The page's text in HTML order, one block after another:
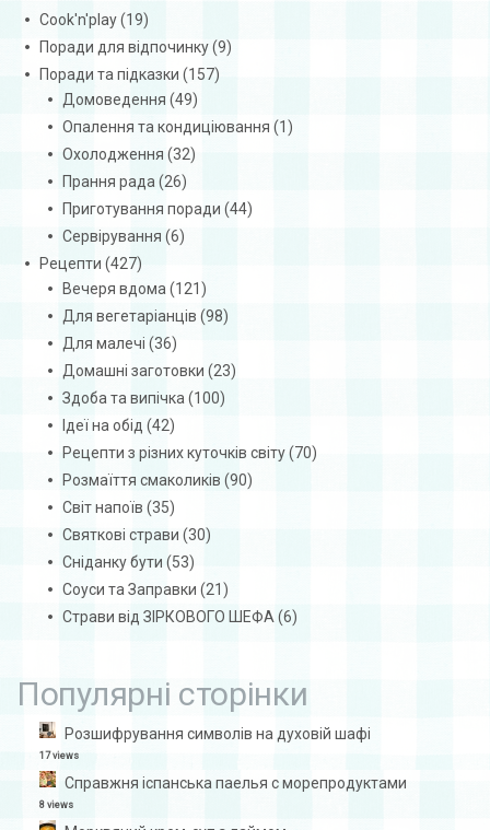
Cook'n'play(19)
Поради для відпочинку(9)
Поради та підказки (157)
Домоведення (49)
Опалення та кондиціювання (1)
Охолодження (32)
Прання рада (26)
Приготування поради (44)
Сервірування (6)
Рецепти (427)
Вечеря вдома (121)
Для вегетаріанців (98)
Для малечі (36)
Домашні заготовки (23)
Здоба та випічка (100)
Ідеї на обід (42)
Рецепти з різних куточків світу(70)
Розмаїття смаколиків (90)
Світ напоїв (35)
Святкові страви (30)
Сніданку бути (53)
Соуси та Заправки (21)
Страви від ЗІРКОВОГО ШЕФА (6)
Популярні сторінки
Розшифрування символів на духовій шафі
17 views
Справжня іспанська паелья с морепродуктами
8 views